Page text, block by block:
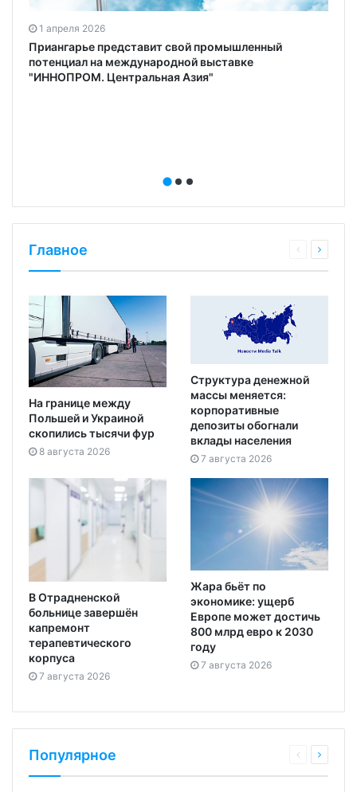
1 апреля 2026
Приангарье представит свой промышленный
потенциал на международной выставке
"ИННОПРОМ. Центральная Азия"
Главное
На границе между
Польшей и Украиной
скопились тысячи фур
8 августа 2026
Структура денежной
массы меняется:
корпоративные
депозиты обогнали
вклады населения
7 августа 2026
В Отрадненской
больнице завершён
капремонт
терапевтического
корпуса
7 августа 2026
Жара бьёт по
экономике: ущерб
Европе может достичь
800 млрд евро к 2030
году
7 августа 2026
Популярное